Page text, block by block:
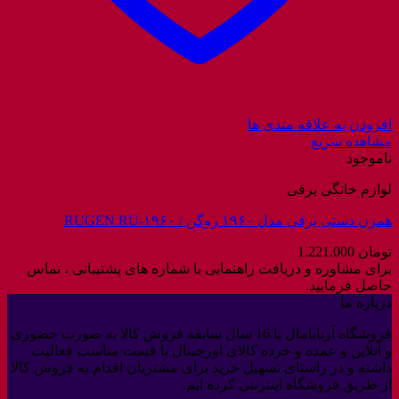
افزودن به علاقه مندی ها
مشاهده سریع
ناموجود
لوازم خانگی برقی
همزن دستی برقی مدل ۱۹۶۰ روگن / RUGEN RU-۱۹۶۰
تومان
برای مشاوره و دریافت راهنمایی با شماره های پشتیبانی ، تماس
حاصل فرمایید.
درباره ما
فروشگاه آربابامال با 16 سال سابقه فروش کالا به صورت حضوری
و آنلاین و عمده و خرده کالای اورجینال با قیمت مناسب فعالیت
داشته و در راستای تسهیل خرید برای مشتریان اقدام به فروش کالا
از طریق فروشگاه اینترنتی کرده ایم.